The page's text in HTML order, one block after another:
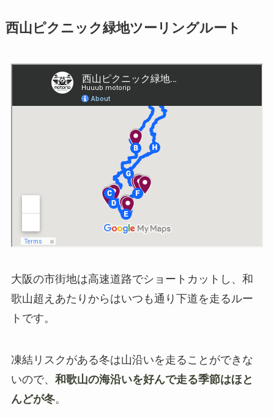
西山ピクニック緑地ツーリングルート
大阪の市街地は高速道路でショートカットし、和
歌山超えあたりからはいつも通り下道を走るルー
トです。
凍結リスクがある冬は山沿いを走ることができな
いので、 和歌山の海沿いを好んで走る季節はほと
んどが冬。